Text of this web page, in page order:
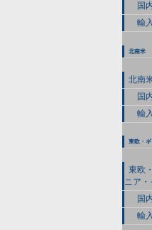
国
輸
北南米
北南
国
輸
東欧・
東欧
ニア
国
輸